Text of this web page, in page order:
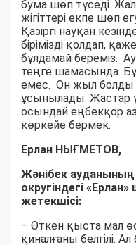
бума шөп түседі.
жігіттері екпе шөп
Қазіргі науқан
бірімізді қолдап,
бұлдамай береміз.
теңге шамасында.
емес. Он жыл болды
ұсынылады.
осындай еңбекқор
көркейе бермек.
Ерлан НЫҒМЕТОВ,
Жәнібек
округіндегі
жетекшісі:
– Өткен қыста мал
қиналғаны белгілі.